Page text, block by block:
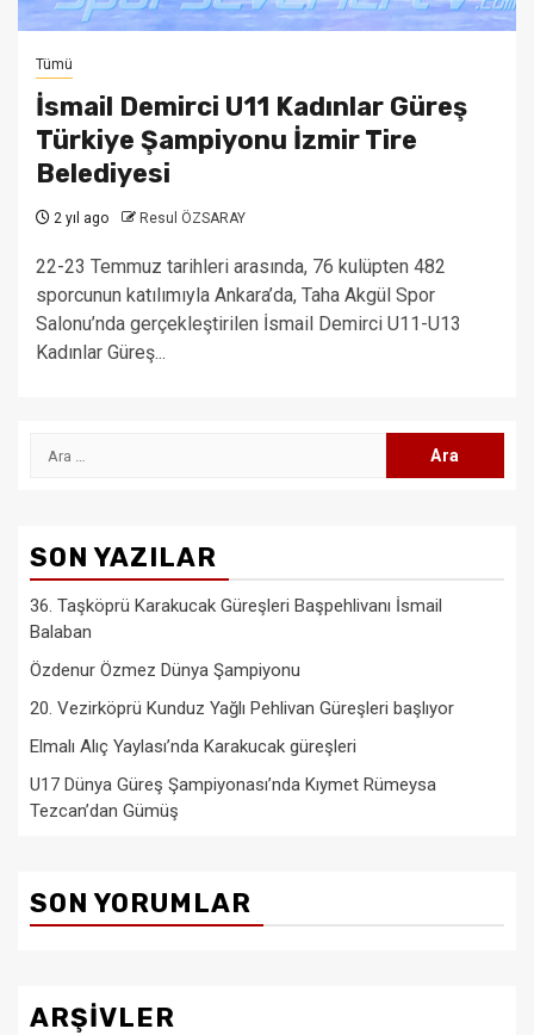
Tümü
İsmail Demirci U11 Kadınlar Güreş
Türkiye Şampiyonu İzmir Tire
Belediyesi
2 yıl ago Resul ÖZSARAY
22-23 Temmuz tarihleri arasında, 76 kulüpten 482
sporcunun katılımıyla Ankara’da, Taha Akgül Spor
Salonu’nda gerçekleştirilen İsmail Demirci U11-U13
Kadınlar Güreş...
Arama:
SON YAZILAR
36. Taşköprü Karakucak Güreşleri Başpehlivanı İsmail
Balaban
Özdenur Özmez Dünya Şampiyonu
20. Vezirköprü Kunduz Yağlı Pehlivan Güreşleri başlıyor
Elmalı Alıç Yaylası’nda Karakucak güreşleri
U17 Dünya Güreş Şampiyonası’nda Kıymet Rümeysa
Tezcan’dan Gümüş
SON YORUMLAR
ARŞIVLER